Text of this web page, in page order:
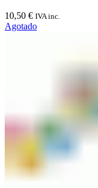
10,50 € IVA inc.
Agotado